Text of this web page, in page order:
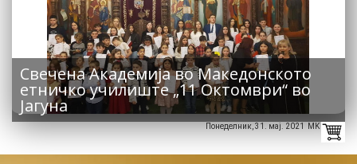
Свечена Академија во Македонското
етничко училиште „11 Октомври“ во
Јагуна
Понеделник, 31. мај. 2021 MK